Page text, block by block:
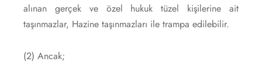
alınan gerçek ve özel hukuk tüzel kişilerine ait
taşınmazlar, Hazine taşınmazları ile trampa edilebilir.
(2) Ancak;